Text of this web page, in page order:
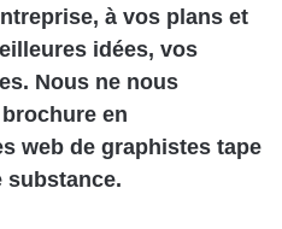
à vos plans et
idées, vos
Nous ne nous
en
web de graphistes tape
substance.